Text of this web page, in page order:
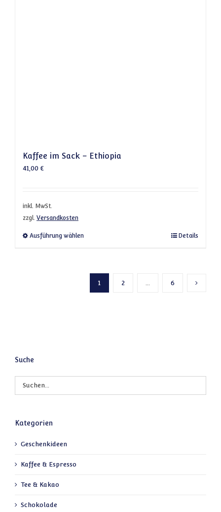
Kaffee im Sack – Ethiopia
41,00 €
inkl. MwSt.
zzgl. Versandkosten
Ausführung wählen Dieses Produkt weist mehrere Varianten
Details
1 2 6
Suche
Kategorien
Geschenkideen
Kaffee & Espresso
Tee & Kakao
Schokolade